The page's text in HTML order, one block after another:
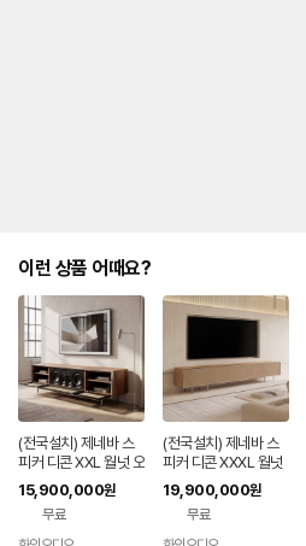
이런 상품 어때요?
(전국설치) 제네바 스
피커 디콘 XXL 월넛 오
크 최신모델 백화점동
일상품
15,900,000원
무료
(전국설치) 제네바 스
피커 디콘 XXXL 월넛
오크 최신모델 백화점
동일상품
19,900,000원
무료